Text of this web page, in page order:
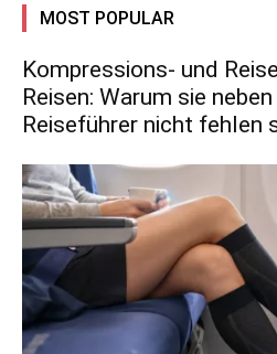
MOST POPULAR
Kompressions- und
Reisen: Warum sie
Reiseführer nicht fehlen